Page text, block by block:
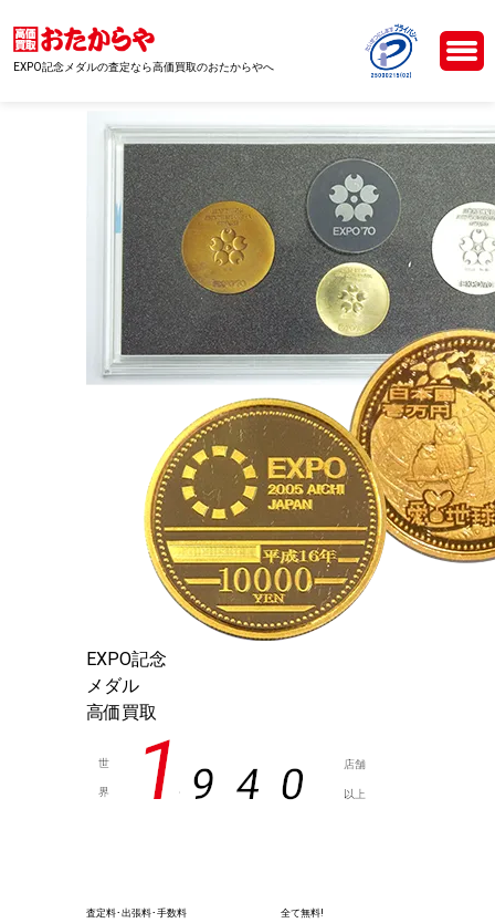
EXPO記念メダルの査定なら高価買取のおたからやへ
EXPO記念
メダル
高価買取
世
界
店舗
以上
1, 9 4 0
査定料･出張料･手数料 全て無料!